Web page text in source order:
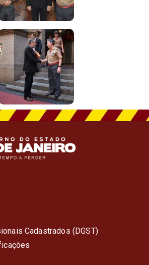
Cadastrados (DGST)